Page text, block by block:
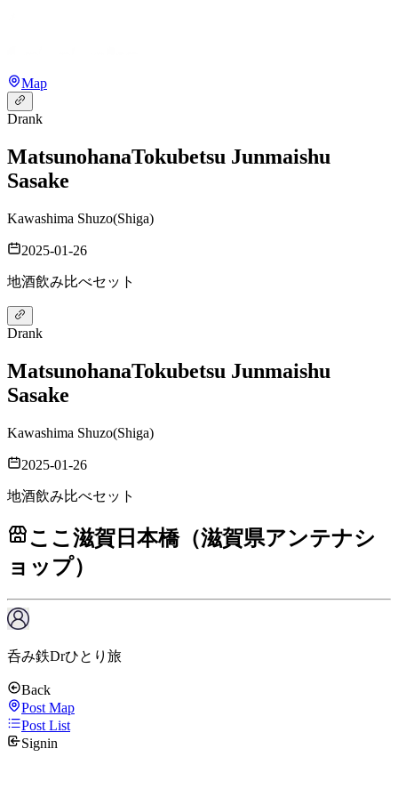
Map
Drank
MatsunohanaTokubetsu Junmaishu
Sasake
Kawashima Shuzo(Shiga)
2025-01-26
地酒飲み比べセット
Drank
MatsunohanaTokubetsu Junmaishu
Sasake
Kawashima Shuzo(Shiga)
2025-01-26
地酒飲み比べセット
ここ滋賀日本橋（滋賀県アンテナシ
ョップ）
呑み鉄Drひとり旅
Back
Post Map
Post List
Signin